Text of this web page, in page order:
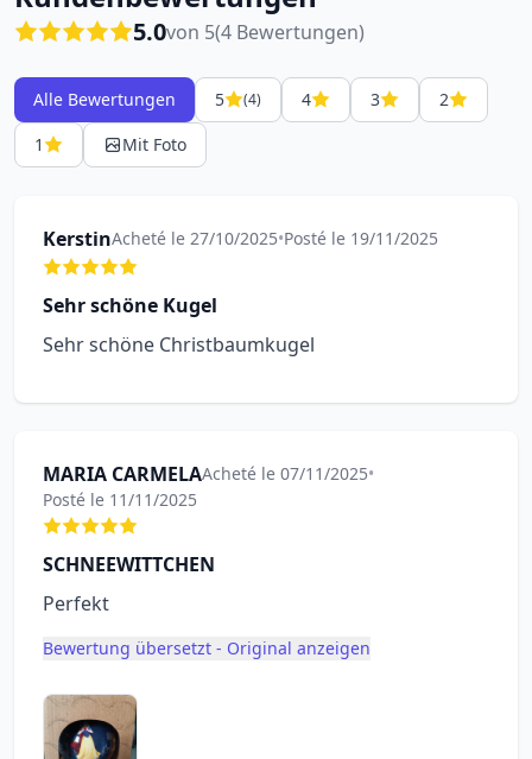
5.0von 5(4 Bewertungen)
Alle Bewertungen 5 (4) 4 3
2
1
Mit Foto
KerstinAcheté le 27/10/2025•Posté le 19/11/2025
Sehr schöne Kugel
Sehr schöne Christbaumkugel
MARIA CARMELAAcheté le 07/11/2025•
Posté le 11/11/2025
SCHNEEWITTCHEN
Perfekt
Bewertung übersetzt - Original anzeigen